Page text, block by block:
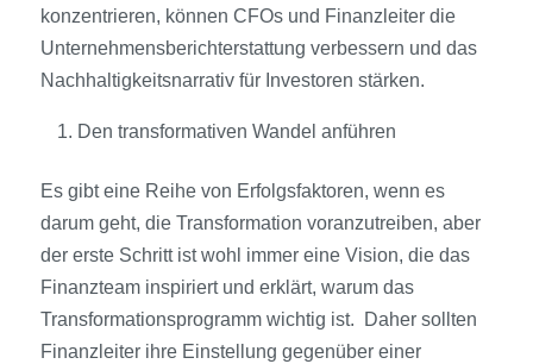
konzentrieren, können CFOs und Finanzleiter die
Unternehmensberichterstattung verbessern und das
Nachhaltigkeitsnarrativ für Investoren stärken.
Den transformativen Wandel anführen
Es gibt eine Reihe von Erfolgsfaktoren, wenn es
darum geht, die Transformation voranzutreiben, aber
der erste Schritt ist wohl immer eine Vision, die das
Finanzteam inspiriert und erklärt, warum das
Transformationsprogramm wichtig ist. Daher sollten
Finanzleiter ihre Einstellung gegenüber einer